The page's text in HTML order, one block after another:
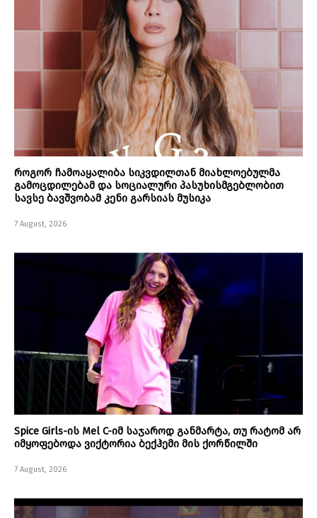
როგორ ჩამოაყალიბა სიკვდილთან მიახლოებულმა
გამოცდილებამ და სოციალური პასუხისმგებლობით
სავსე ბავშვობამ კენი გარსიას მუსიკა
7 August, 2026
Spice Girls-ის Mel C-იმ საჯაროდ განმარტა, თუ რატომ არ
იმყოფებოდა ვიქტორია ბექჰემი მის ქორწილში
7 August, 2026